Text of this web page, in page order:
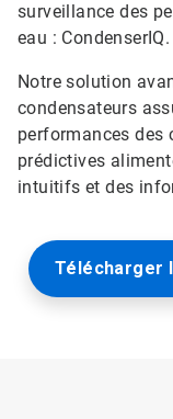
surveillance des
eau : CondenserIQ.
Notre solution
condensateurs
performances des
prédictives
intuitifs et des
Télécharger